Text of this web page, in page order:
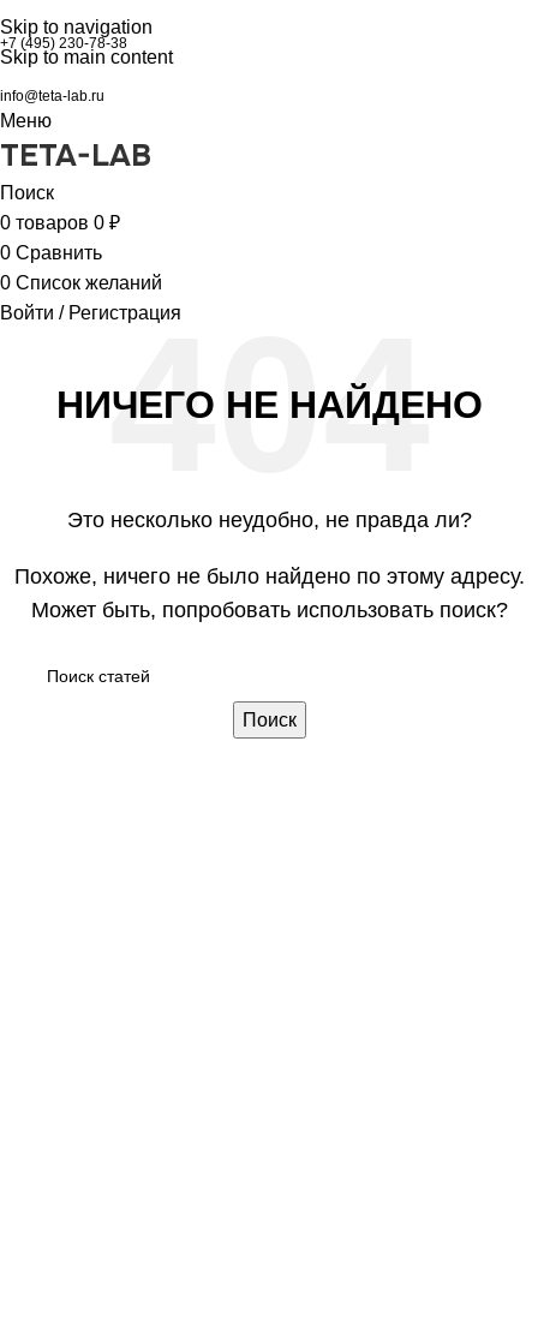
Skip to navigation
Skip to main content
+7 (495) 230-78-38
info@teta-lab.ru
Меню
TETA-LAB
Поиск
0 товаров 0 ₽
0 Сравнить
0 Список желаний
Войти / Регистрация
НИЧЕГО НЕ НАЙДЕНО
Это несколько неудобно, не правда ли?
Похоже, ничего не было найдено по этому адресу.
Может быть, попробовать использовать поиск?
Поиск